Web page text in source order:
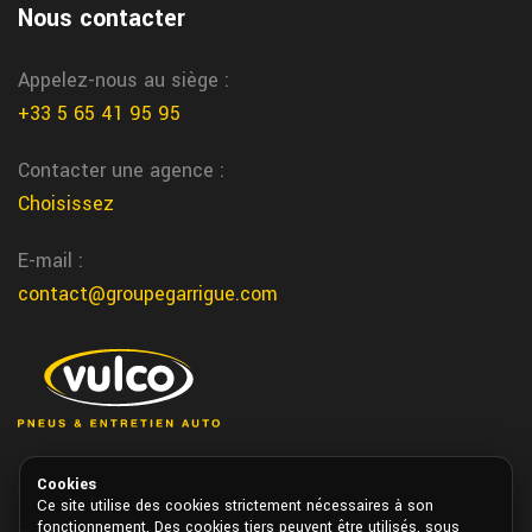
Castelculier entretien auto
Castelculier chez garrigue vulco
Nous realisons l'entretien de votre voiture dans notre centre
auto a Agen chez Garrigue Vulco
notre dame de sanilhac reparation pneu
Nous realisons la reparation de vos pneus directement a notre
Nous contacter
Appelez-nous au siège :
+33 5 65 41 95 95
Contacter une agence :
Choisissez
E-mail :
contact@groupegarrigue.com
Cookies
Ce site utilise des cookies strictement nécessaires à son
fonctionnement. Des cookies tiers peuvent être utilisés, sous